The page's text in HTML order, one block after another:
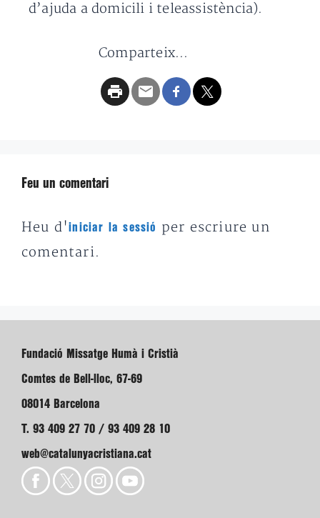
d’ajuda a domicili i teleassistència).
Comparteix...
Feu un comentari
Heu d'iniciar la sessió
per escriure un
comentari.
Fundació Missatge Humà i Cristià
Comtes de Bell-lloc, 67-69
08014 Barcelona
T. 93 409 27 70 / 93 409 28 10
web@catalunyacristiana.cat